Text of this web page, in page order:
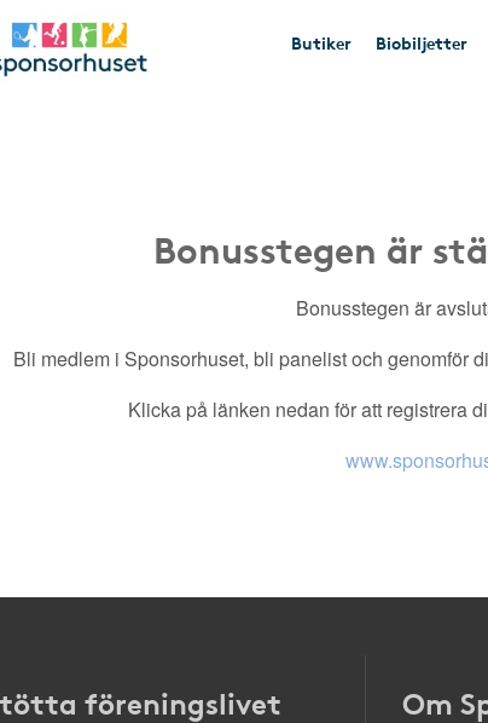
Butiker Biobiljetter
Bonusstegen är
Bonusstegen är
Bli medlem i Sponsorhuset, bli panelist och genomför
Klicka på länken nedan för att registrera
föreningslivet Om